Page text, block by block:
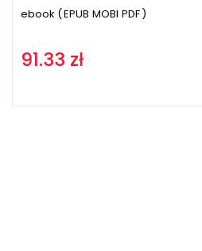
ebook (EPUB MOBI PDF)
91.33 zł